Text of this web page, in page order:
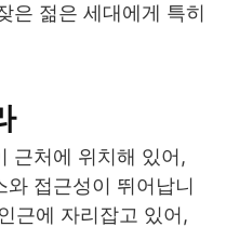
은 젊은 세대에게 특히
근처에 위치해 있어,
접근성이 뛰어납니
근에 자리잡고 있어,